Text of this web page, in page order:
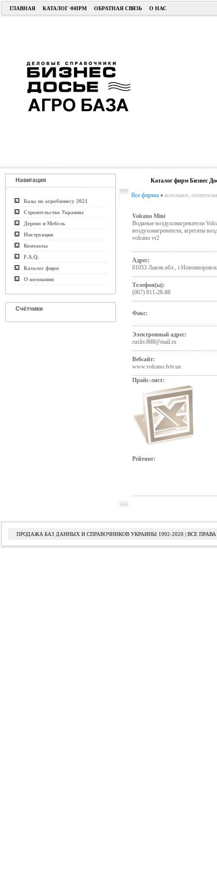
ГЛАВНАЯ КАТАЛОГ ФИРМ ОБРАТНАЯ СВЯЗЬ О НАС
Навигация
Базы по агробизнесу 2021
Строительство Украины
Дерево и Мебель
Инструкция
Контакты
F.A.Q.
Каталог фирм
О компании
Счётчики
Каталог фирм Бизнес
Все фирмы » котельное,
Volcano Mini
Водяные воздухонагреватели
воздухонагреватели, агрегаты
volcano vr2
Адрес:
81053 Львов.обл., г.Новояворовск
Телефон(ы):
(067) 811-28-88
Факс:
Электронный адрес:
rusliv.888@mail.ru
Вебсайт:
www.volcano.lviv.ua
Прайс-лист:
Рейтинг:
ПРОДАЖА БАЗ ДАННЫХ И СПРАВОЧНИКОВ УКРАИНЫ 1992-2020 | ВСЕ